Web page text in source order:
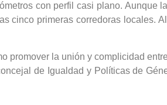
con perfil casi plano.
cinco primeras corredoras locales.
promover la unión y complicidad
de Igualdad y Políticas de